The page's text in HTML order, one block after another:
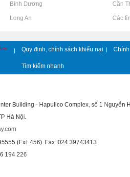
tại Bình Dương Rao vặt tại Cần
tại Long An Rao vặt tại Các
| Quy định, chính sách khiếu nại |
Tìm kiếm nhanh
Building - Hapulico Complex, số 1 Nguyễn
Hà Nội.
(Ext: 456). Fax: 024 39743413
194 226